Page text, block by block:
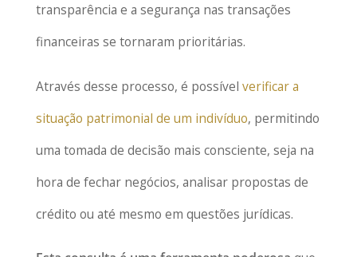
transparência e a segurança nas transações
financeiras se tornaram prioritárias.
Através desse processo, é possível verificar a
situação patrimonial de um indivíduo, permitindo
uma tomada de decisão mais consciente, seja na
hora de fechar negócios, analisar propostas de
crédito ou até mesmo em questões jurídicas.